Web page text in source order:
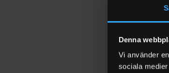
Denna
Vi använder
sociala